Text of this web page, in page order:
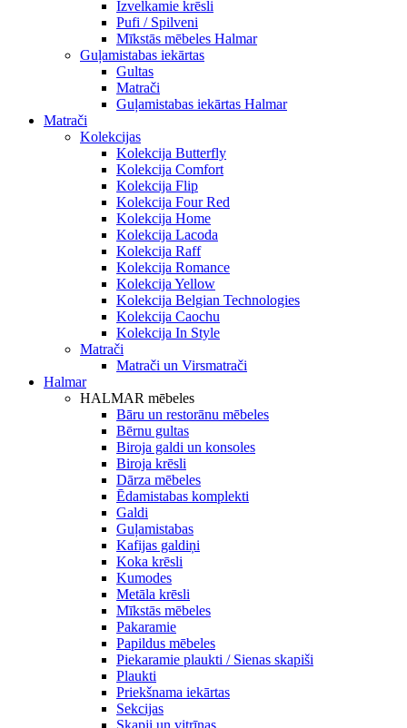
Izvelkamie krēsli
Pufi / Spilveni
Mīkstās mēbeles Halmar
Guļamistabas iekārtas
Gultas
Matrači
Guļamistabas iekārtas Halmar
Matrači
Kolekcijas
Kolekcija Butterfly
Kolekcija Comfort
Kolekcija Flip
Kolekcija Four Red
Kolekcija Home
Kolekcija Lacoda
Kolekcija Raff
Kolekcija Romance
Kolekcija Yellow
Kolekcija Belgian Technologies
Kolekcija Caochu
Kolekcija In Style
Matrači
Matrači un Virsmatrači
Halmar
HALMAR mēbeles
Bāru un restorānu mēbeles
Bērnu gultas
Biroja galdi un konsoles
Biroja krēsli
Dārza mēbeles
Ēdamistabas komplekti
Galdi
Guļamistabas
Kafijas galdiņi
Koka krēsli
Kumodes
Metāla krēsli
Mīkstās mēbeles
Pakaramie
Papildus mēbeles
Piekaramie plaukti / Sienas skapiši
Plaukti
Priekšnama iekārtas
Sekcijas
Skapji un vitrīnas